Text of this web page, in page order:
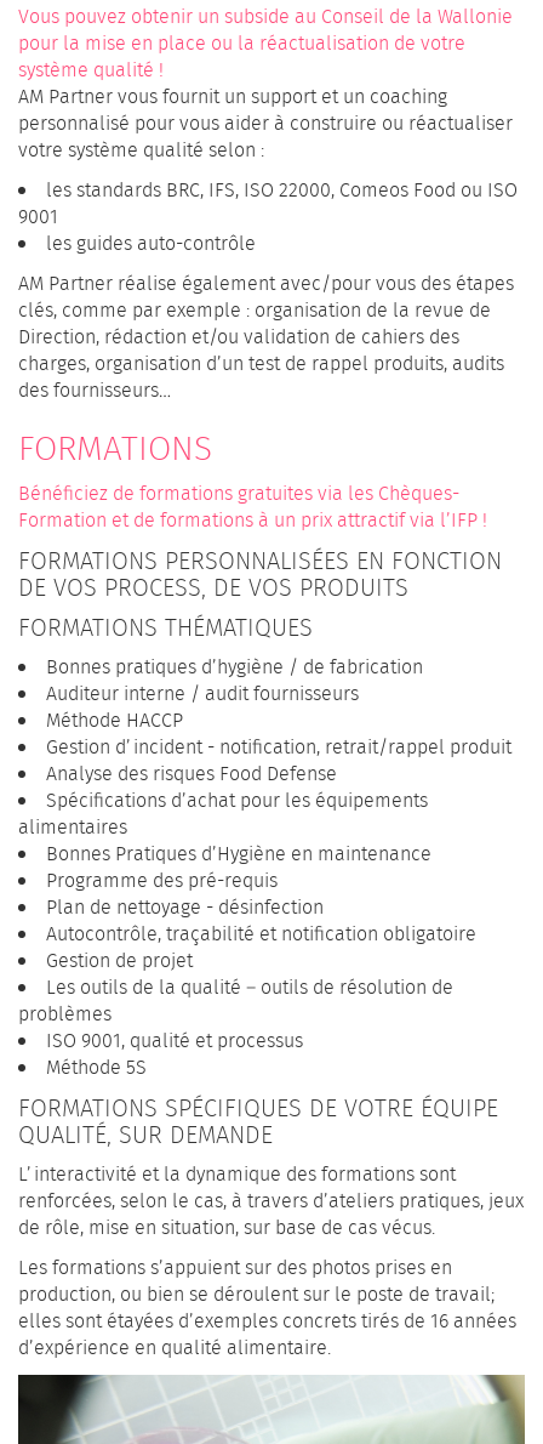
Vous pouvez obtenir un subside au Conseil de la Wallonie
pour la mise en place ou la réactualisation de votre
système qualité !
AM Partner vous fournit un support et un coaching
personnalisé pour vous aider à construire ou réactualiser
votre système qualité selon :
les standards BRC, IFS, ISO 22000, Comeos Food ou ISO
9001
les guides auto-contrôle
AM Partner réalise également avec/pour vous des étapes
clés, comme par exemple : organisation de la revue de
Direction, rédaction et/ou validation de cahiers des
charges, organisation d’un test de rappel produits, audits
des fournisseurs…
FORMATIONS
Bénéficiez de formations gratuites via les Chèques-
Formation et de formations à un prix attractif via l’IFP !
FORMATIONS PERSONNALISÉES EN FONCTION
DE VOS PROCESS, DE VOS PRODUITS
FORMATIONS THÉMATIQUES
Bonnes pratiques d’hygiène / de fabrication
Auditeur interne / audit fournisseurs
Méthode HACCP
Gestion d’incident - notification, retrait/rappel produit
Analyse des risques Food Defense
Spécifications d’achat pour les équipements
alimentaires
Bonnes Pratiques d’Hygiène en maintenance
Programme des pré-requis
Plan de nettoyage - désinfection
Autocontrôle, traçabilité et notification obligatoire
Gestion de projet
Les outils de la qualité – outils de résolution de
problèmes
ISO 9001, qualité et processus
Méthode 5S
FORMATIONS SPÉCIFIQUES DE VOTRE ÉQUIPE
QUALITÉ, SUR DEMANDE
L’interactivité et la dynamique des formations sont
renforcées, selon le cas, à travers d’ateliers pratiques, jeux
de rôle, mise en situation, sur base de cas vécus.
Les formations s’appuient sur des photos prises en
production, ou bien se déroulent sur le poste de travail;
elles sont étayées d’exemples concrets tirés de 16 années
d’expérience en qualité alimentaire.